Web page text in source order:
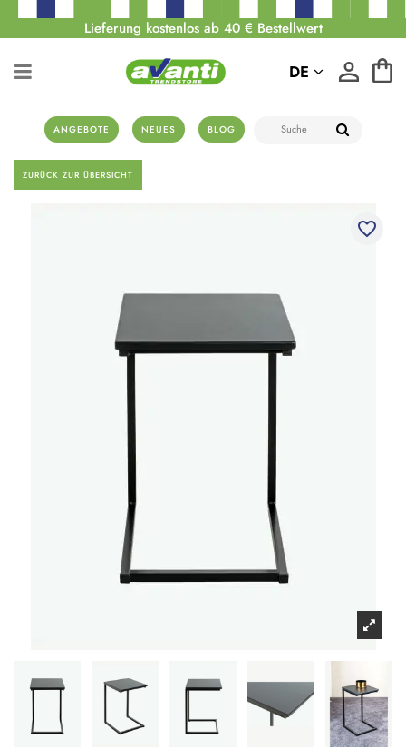
Lieferung kostenlos ab 40 € Bestellwert
ANGEBOTE NEUES BLOG
DE
ZURÜCK ZUR ÜBERSICHT
favorite_border